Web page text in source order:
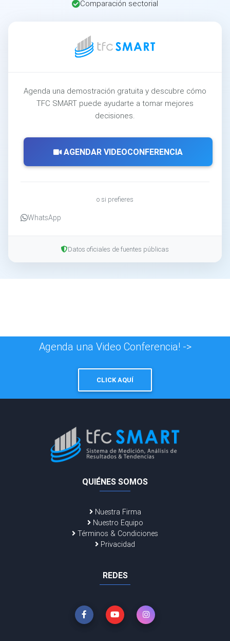
Comparación sectorial
Agenda una demostración gratuita y descubre cómo
TFC SMART puede ayudarte a tomar mejores
decisiones.
AGENDAR VIDEOCONFERENCIA
o si prefieres
WhatsApp
Datos oficiales de fuentes públicas
Agenda una Video Conferencia! ->
CLICK AQUÍ
QUIÉNES SOMOS
Nuestra Firma
Nuestro Equipo
Términos & Condiciones
Privacidad
REDES